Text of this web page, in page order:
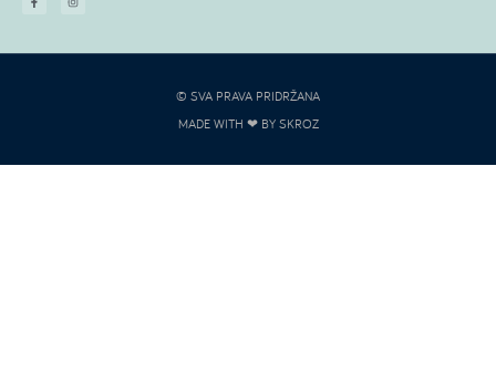
© SVA PRAVA PRIDRŽANA
MADE WITH ❤ BY SKROZ